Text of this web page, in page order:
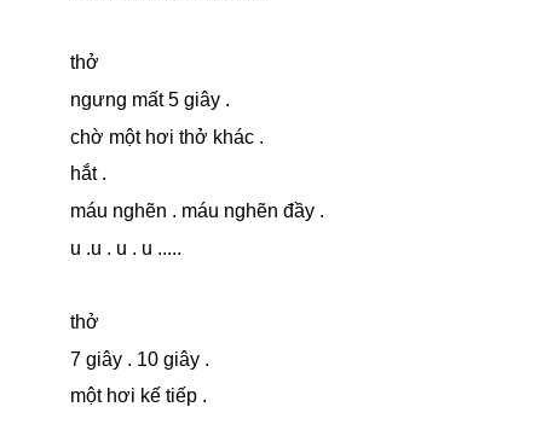
thở
ngưng mất 5 giây .
chờ một hơi thở khác .
hắt .
máu nghẽn . máu nghẽn đầy .
u .u . u . u .....
thở
7 giây . 10 giây .
một hơi kế tiếp .